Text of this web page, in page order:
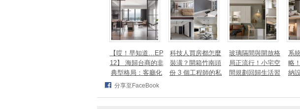
【哎！早知道…EP
12】 海歸台商的非
典型格局：客廳化
身面海創作空間，
科技人買房都怎麼
裝潢？開箱竹南頭
份 3 個工程師的私
玻璃隔間與開放格
局正流行！小宅空
間規劃回歸生活習
系
略
納
分享至FaceBook